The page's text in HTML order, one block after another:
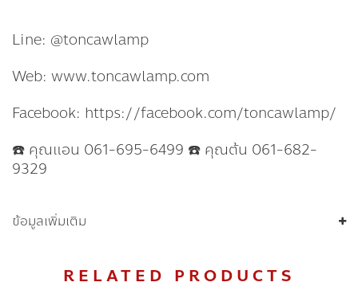
Line: @toncawlamp
Web: www.toncawlamp.com
Facebook: https://facebook.com/toncawlamp/
☎️ คุณแอน 061-695-6499 ☎️ คุณต้น 061-682-
9329
ข้อมูลเพิ่มเติม
RELATED PRODUCTS